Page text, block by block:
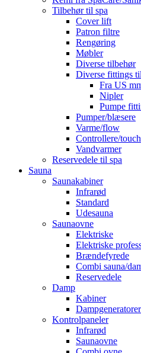
Tilbehør til spa
Cover lift
Patron filtre
Rengøring
Møbler
Diverse tilbehør
Diverse fittings
Fra US
Nipler
Pumpe
Pumper/blæsere
Varme/flow
Controllere/touch
Vandvarmer
Reservedele til spa
Sauna
Saunakabiner
Infrarød
Standard
Udesauna
Saunaovne
Elektriske
Elektriske
Brændefyrede
Combi sauna/
Reservedele
Damp
Kabiner
Kontrolpaneler
Infrarød
Saunaovne